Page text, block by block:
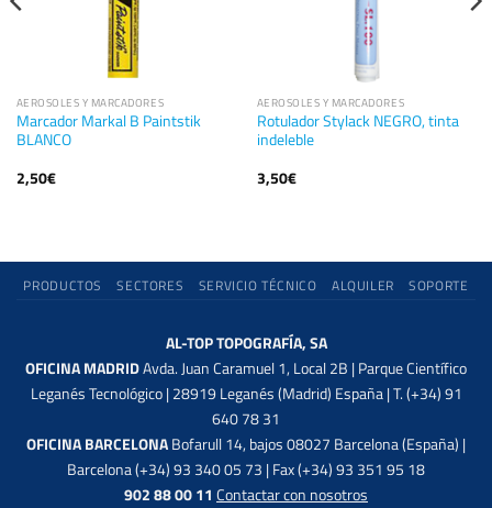
AEROSOLES Y MARCADORES
Marcador Markal B Paintstik
BLANCO
2,50€
AEROSOLES Y MARCADORES
Rotulador Stylack NEGRO, tinta
indeleble
3,50€
PRODUCTOS SECTORES SERVICIO TÉCNICO ALQUILER SOPORTE
AL-TOP TOPOGRAFÍA, SA
OFICINA MADRIDAvda. Juan Caramuel 1, Local 2B | Parque Científico
Leganés Tecnológico | 28919 Leganés (Madrid) España | T. (+34) 91
640 78 31
OFICINA BARCELONABofarull 14, bajos 08027 Barcelona (España) |
Barcelona (+34) 93 340 05 73 | Fax (+34) 93 351 95 18
902 88 00 11 Contactar con nosotros